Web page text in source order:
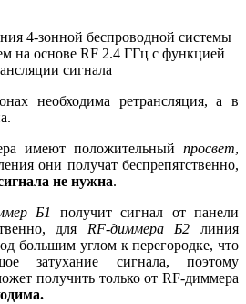
4-зонной беспроводной системы
на основе RF 2.4 ГГц с функцией
сигнала
необходима ретрансляция, а в
имеют положительный просвет,
они получат беспрепятственно,
не нужна.
Б1 получит сигнал от панели
для RF-диммера Б2линия
большим углом к перегородке, что
затухание сигнала, поэтому
получить только от RF-диммера